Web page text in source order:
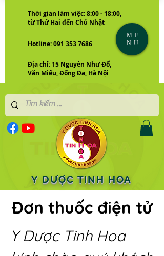
Thời gian làm việc: 8:00 - 18:00,
từ Thứ Hai đến Chủ Nhật
Hotline: 091 353 7686
Địa chỉ: 15 Nguyễn Như Đổ,
Văn Miếu, Đống Đa, Hà Nội
Y DƯỢC TINH HOA
ME
NU
Đơn thuốc điện tử
Y Dược Tinh Hoa